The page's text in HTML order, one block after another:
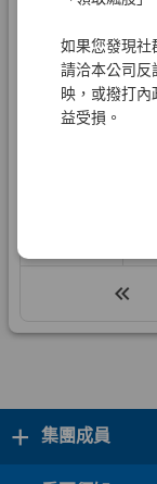
如果您發現社
請洽本公司反
映，或撥打
益受損。
+ 集團成員